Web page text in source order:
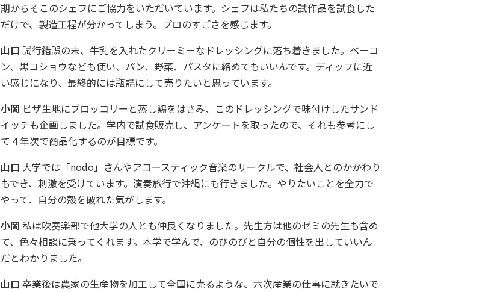
期からそこのシェフにご協力をいただいています。シェフは私たちの試作品を試食した
だけで、製造工程が分かってしまう。プロのすごさを感じます。
山口 試行錯誤の末、牛乳を入れたクリーミーなドレッシングに落ち着きました。ベーコ
ン、黒コショウなども使い、パン、野菜、パスタに絡めてもいいんです。ディップに近
い感じになり、最終的には瓶詰にして売りたいと思っています。
小岡 ピザ生地にブロッコリーと蒸し鶏をはさみ、このドレッシングで味付けしたサンド
イッチも企画しました。学内で試食販売し、アンケートを取ったので、それも参考にし
て４年次で商品化するのが目標です。
山口 大学では「nodo」さんやアコースティック音楽のサークルで、社会人とのかかわり
もでき、刺激を受けています。演奏旅行で沖縄にも行きました。やりたいことを全力で
やって、自分の殻を破れた気がします。
小岡 私は吹奏楽部で他大学の人とも仲良くなりました。先生方は他のゼミの先生も含め
て、色々相談に乗ってくれます。本学で学んで、のびのびと自分の個性を出していいん
だとわかりました。
山口 卒業後は農家の生産物を加工して全国に売るような、六次産業の仕事に就きたいで